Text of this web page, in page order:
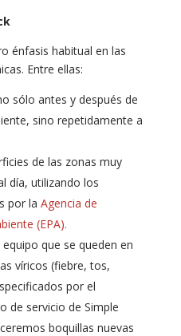
énfasis habitual en las
Entre ellas:
sólo antes y después de
sino repetidamente a
de las zonas muy
día, utilizando los
por la Agencia de
(EPA).
que se queden en
víricos (fiebre, tos,
por el
de servicio de Simple
boquillas nuevas